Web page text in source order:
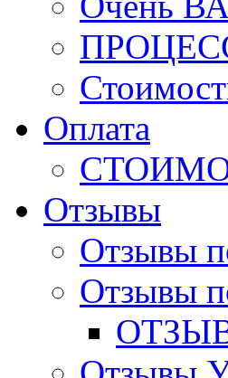
Оплата
Отзывы
Отзывы
Отзывы